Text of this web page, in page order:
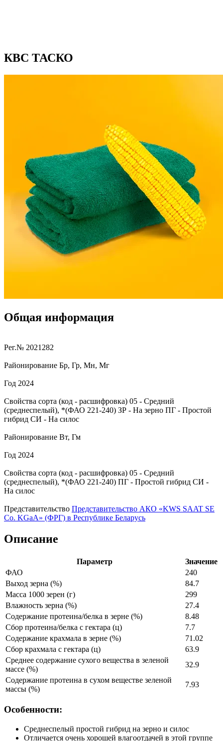
КВС ТАСКО
Общая информация
Рег.№ 2021282
Районирование Бр, Гр, Мн, Мг
Год 2024
Свойства сорта (код - расшифровка) 05 - Средний
(среднеспелый), *(ФАО 221-240) ЗР - На зерно ПГ - Простой
гибрид СИ - На силос
Районирование Вт, Гм
Год 2024
Свойства сорта (код - расшифровка) 05 - Средний
(среднеспелый), *(ФАО 221-240) ПГ - Простой гибрид СИ -
На силос
Представительство Представительство АКО «KWS SAAT SE
Co. KGaA» (ФРГ) в Республике Беларусь
Описание
Параметр
Значение
ФАО
240
Выход зерна (%)
84.7
Масса 1000 зерен (г)
299
Влажность зерна (%)
27.4
Содержание протеина/белка в зерне (%)
8.48
Сбор протеина/белка с гектара (ц)
7.7
Содержание крахмала в зерне (%)
71.02
Сбор крахмала с гектара (ц)
63.9
Среднее содержание сухого вещества в зеленой
массе (%)
32.9
Содержание протеина в сухом веществе зеленой
массы (%)
7.93
Особенности:
Среднеспелый простой гибрид на зерно и силос
Отличается очень хорошей влагоотдачей в этой группе